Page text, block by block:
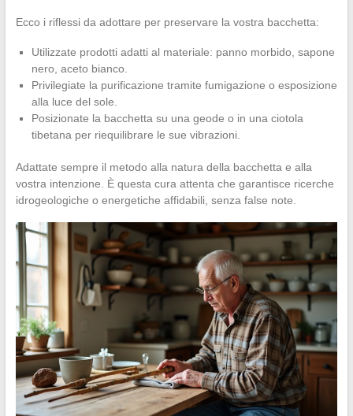
Ecco i riflessi da adottare per preservare la vostra bacchetta:
Utilizzate prodotti adatti al materiale: panno morbido, sapone
nero, aceto bianco.
Privilegiate la purificazione tramite fumigazione o esposizione
alla luce del sole.
Posizionate la bacchetta su una geode o in una ciotola
tibetana per riequilibrare le sue vibrazioni.
Adattate sempre il metodo alla natura della bacchetta e alla
vostra intenzione. È questa cura attenta che garantisce ricerche
idrogeologiche o energetiche affidabili, senza false note.